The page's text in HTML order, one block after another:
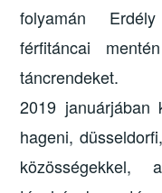
folyamán
férfitáncai
táncrendeket.
2019 januárjában
hageni,
közösségekkel,